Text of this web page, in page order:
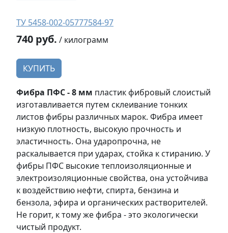
ТУ 5458-002-05777584-97
740 руб. / килограмм
КУПИТЬ
Фибра ПФС - 8 мм пластик фибровый слоистый
изготавливается путем склеивание тонких
листов фибры различных марок. Фибра имеет
низкую плотность, высокую прочность и
эластичность. Она ударопрочна, не
раскалывается при ударах, стойка к стиранию. У
фибры ПФС высокие теплоизоляционные и
электроизоляционные свойства, она устойчива
к воздействию нефти, спирта, бензина и
бензола, эфира и органических растворителей.
Не горит, к тому же фибра - это экологически
чистый продукт.